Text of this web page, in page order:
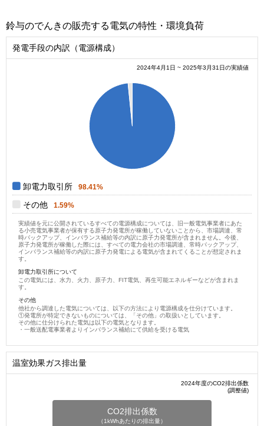
鈴与のでんきの販売する電気の特性・環境負荷
発電手段の内訳（電源構成）
2024年4月1日 ~ 2025年3月31日の実績値
卸電力取引所 98.41%
その他 1.59%
実績値を元に公開されているすべての電源構成については、旧一般電気事業者にあた
る小売電気事業者が保有する原子力発電所が稼働していないことから、市場調達、常
時バックアップ、インバランス補給等の内訳に原子力発電所が含まれません。今後、
原子力発電所が稼働した際には、すべての電力会社の市場調達、常時バックアップ、
インバランス補給等の内訳に原子力発電による電気が含まれてくることが想定されま
す。
卸電力取引所について
この電気には、水力、火力、原子力、FIT電気、再生可能エネルギーなどが含まれま
す。
その他
他社から調達した電気については、以下の方法により電源構成を仕分けています。
①発電所が特定できないものについては、「その他」の取扱いとしています。
その他に仕分けられた電気は以下の電気となります。
・一般送配電事業者よりインバランス補給にて供給を受ける電気
温室効果ガス排出量
2024年度のCO2排出係数
(調整値)
CO2排出係数
（1kWhあたりの排出量）